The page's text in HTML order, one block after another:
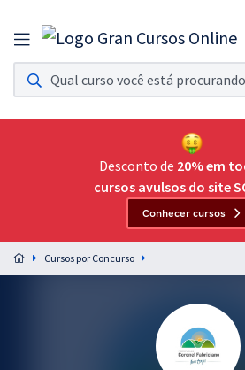
Assinatura Ilimitada 11
Acesso a todos os cursos. Teste grátis por 7 dias!
Assinatura OAB Até Passar
Acesso ilimitado a toda preparação para o Exame
Preparação completa e intensiva para as
residências em saúde do Brasil
Desconto de 20% em
cursos avulsos do site
Conhecer cursos
Cursos por Concurso